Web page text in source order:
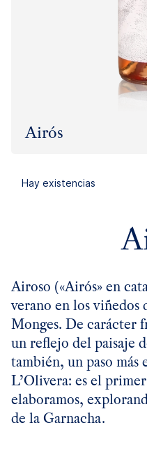
Airós
Hay existencias
Airoso («Airós» en
verano en los viñedos
Monges. De carácter
un reflejo del paisaje
también, un paso más
L’Olivera: es el
elaboramos,
de la Garnacha.